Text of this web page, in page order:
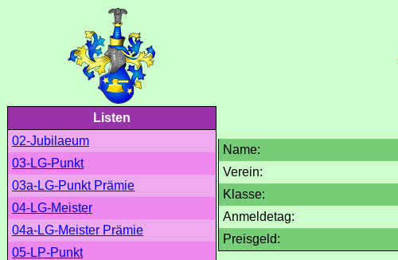
Listen
02-Jubilaeum
03-LG-Punkt
03a-LG-Punkt Prämie
04-LG-Meister
04a-LG-Meister Prämie
05-LP-Punkt
Name:
Verein:
Klasse:
Anmeldetag:
Preisgeld: